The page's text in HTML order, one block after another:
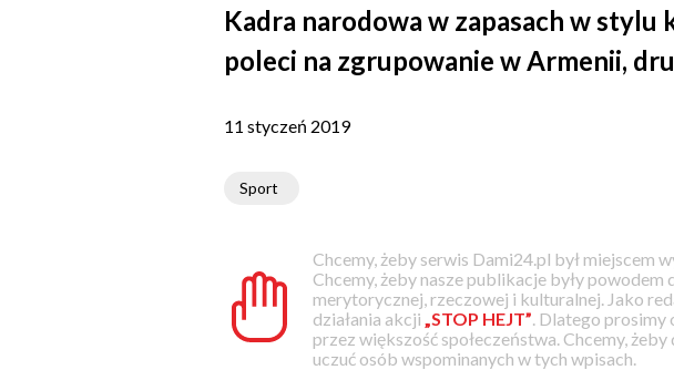
Kadra narodowa w zapasach w stylu
poleci na zgrupowanie w Armenii,
11 styczeń 2019
Sport
Chcemy, żeby serwis Dami24.pl był miejscem
Chcemy, żeby nasze publikacje były
merytorycznej, rzeczowej i kulturalnej. Jako
działania akcji „STOP HEJT” . Dlatego
przez większość społeczeństwa. Chcemy,
uczuć osób wspominanych w tych wpisach.